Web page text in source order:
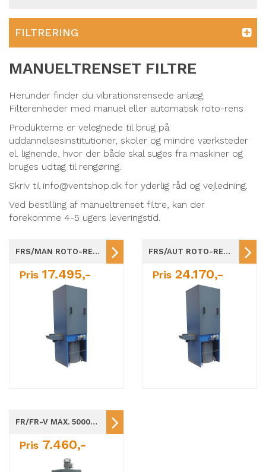
FILTRERING
MANUELTRENSET FILTRE
Herunder finder du vibrationsrensede anlæg.
Filterenheder med manuel eller automatisk roto-rens
Produkterne er velegnede til brug på
uddannelsesinstitutioner, skoler og mindre værksteder
el. lignende, hvor der både skal suges fra maskiner og
bruges udtag til rengøring.
Skriv til info@ventshop.dk for yderlig råd og vejledning.
Ved bestilling af manueltrenset filtre, kan der
forekomme 4-5 ugers leveringstid.
FRS/MAN ROTO-RENS FILTERANLÆG 10 TIL 40 M2 FILTERAREAL
Pris 17.495,-
FRS/AUT ROTO-RENS FILTERANLÆG 10 TIL 40 M2 FILTERAREAL
Pris 24.170,-
FR/FR-V MAX. 5000-40.000PA
Pris 7.460,-